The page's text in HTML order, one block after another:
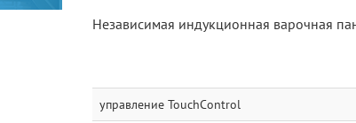
Независимая индукционная варочная
управление TouchControl